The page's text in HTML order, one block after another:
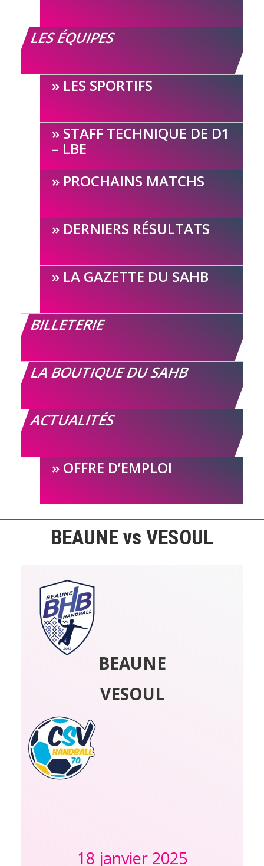
LES ÉQUIPES
LES SPORTIFS
STAFF TECHNIQUE DE D1
– LBE
PROCHAINS MATCHS
DERNIERS RÉSULTATS
LA GAZETTE DU SAHB
BILLETERIE
LA BOUTIQUE DU SAHB
ACTUALITÉS
OFFRE D’EMPLOI
BEAUNE vs VESOUL
BEAUNE
VESOUL
18 janvier 2025